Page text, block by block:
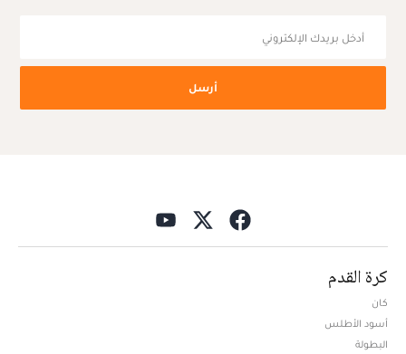
أرسل
كرة القدم
كان
أسود الأطلس
البطولة